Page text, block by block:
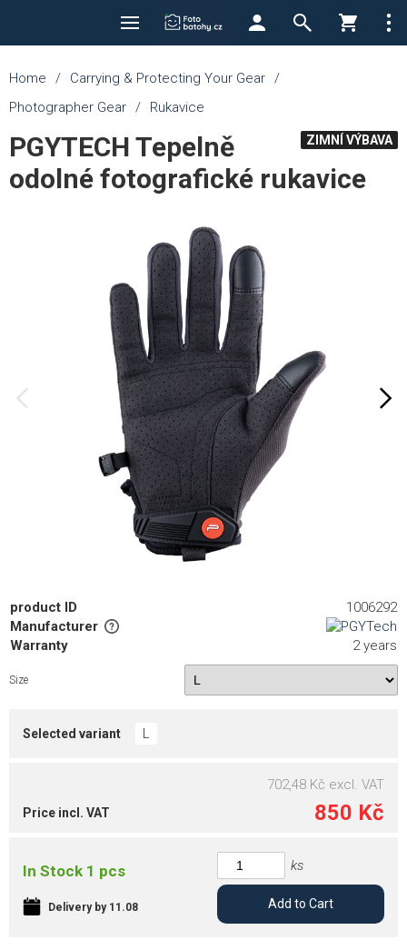
Home / Carrying & Protecting Your Gear /
Photographer Gear / Rukavice
ZIMNÍ VÝBAVA
PGYTECH Tepelně
odolné fotografické rukavice
product ID
1006292
Manufacturer
Warranty
2 years
Size
Selected variant L
702,48 Kč excl. VAT
850 Kč
Price incl. VAT
In Stock 1 pcs
Delivery by 11.08
ks
Add to Cart